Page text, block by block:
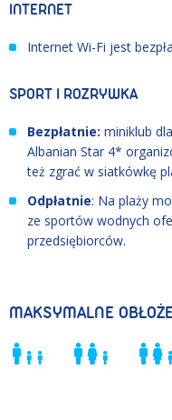
INTERNET
Internet Wi-Fi jest
SPORT I ROZRYWKA
Bezpłatnie: miniklub
Albanian Star 4*
też zgrać w siatkówkę
Odpłatnie: Na plaży
ze sportów wodnych
przedsiębiorców.
MAKSYMALNE